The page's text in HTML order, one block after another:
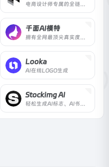
电商设计师专属的全链路图片设计提效工具
千面AI模特
拥有全网最顶尖真实度和表现力的模特生成效果，主打模特图片一键换色、换脸、换景。用AIGC帮助服装电商降低拍摄成本、提升商品展示图制作效率。
Looka
AI在线LOGO生成
Stockimg AI
轻松生成AI标志、AI书籍封面、AI海报等